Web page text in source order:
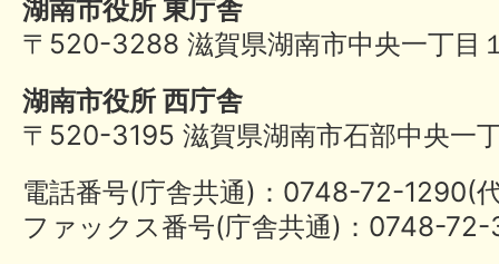
湖南市役所 東庁舎
〒520-3288 滋賀県湖南市中央一丁目
湖南市役所 西庁舎
〒520-3195 滋賀県湖南市石部中央一
電話番号(庁舎共通)：0748-72-
ファックス番号(庁舎共通)：0748-